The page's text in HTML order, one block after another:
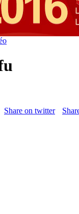
Share on twitter